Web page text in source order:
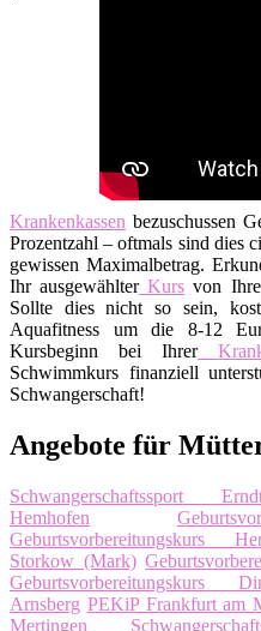
Krankenkassen bezuschussen
Prozentzahl – oftmals sind dies
gewissen Maximalbetrag.
Ihr ausgewählterKurs von
Sollte dies nicht so sein,
Aquafitness um die 8-12
Kursbeginn bei Ihrer
Schwimmkurs finanziell
Schwangerschaft!
Angebote für
Schwangerschaftssport
Hemhofen
Geburtsvorbereitungskurs
Storkow (Mark)
Geburtsvorbereitungskurs
Arnsberg PEKiP Frankfurt am
Mertingen